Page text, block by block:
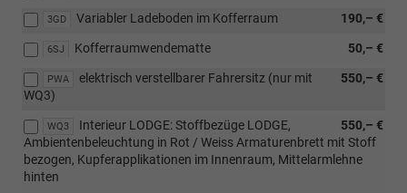
3GD 190,– €
Variabler Ladeboden im Kofferraum
6SJ 50,– €
Kofferraumwendematte
PWA 550,– €
elektrisch verstellbarer Fahrersitz (nur mit
WQ3)
WQ3 550,– €
Interieur LODGE: Stoffbezüge LODGE,
Ambientenbeleuchtung in Rot / Weiss Armaturenbrett mit Stoff
bezogen, Kupferapplikationen im Innenraum, Mittelarmlehne
hinten